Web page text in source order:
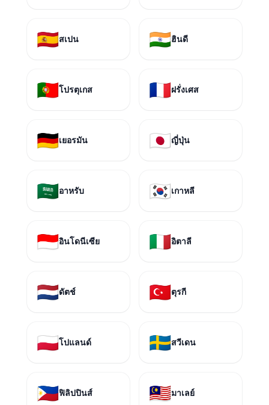
🇪🇸สเปน 🇮🇳ฮินดี
🇵🇹โปรตุเกส 🇫🇷ฝรั่งเศส
🇩🇪เยอรมัน 🇯🇵ญี่ปุ่น
🇸🇦อาหรับ 🇰🇷เกาหลี
🇮🇩อินโดนีเซีย 🇮🇹อิตาลี
🇳🇱ดัตช์ 🇹🇷ตุรกี
🇵🇱โปแลนด์ 🇸🇪สวีเดน
🇵🇭ฟิลิปปินส์ 🇲🇾มาเลย์